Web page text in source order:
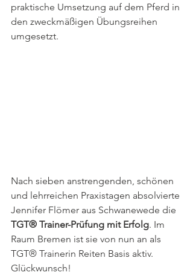
praktische Umsetzung auf dem Pferd in
den zweckmäßigen Übungsreihen
umgesetzt.
Nach sieben anstrengenden, schönen
und lehrreichen Praxistagen absolvierte
Jennifer Flömer aus Schwanewede die
TGT® Trainer-Prüfung mit Erfolg. Im
Raum Bremen ist sie von nun an als
TGT® Trainerin Reiten Basis aktiv.
Glückwunsch!